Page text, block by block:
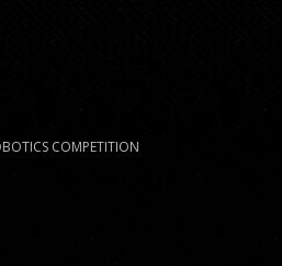
COMPETITION